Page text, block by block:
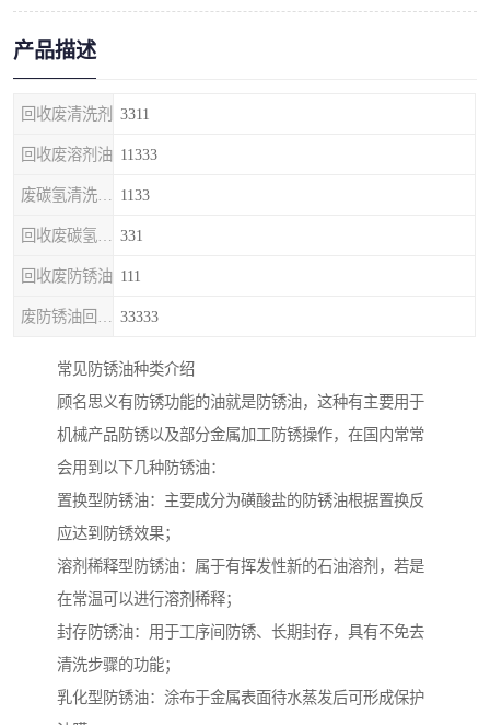
产品描述
回收废清洗剂 3311
回收废溶剂油 11333
1133
331
回收废防锈油 111
33333
常见防锈油种类介绍
顾名思义有防锈功能的油就是防锈油，这种有主要用于
机械产品防锈以及部分金属加工防锈操作，在国内常常
会用到以下几种防锈油：
置换型防锈油：主要成分为磺酸盐的防锈油根据置换反
应达到防锈效果；
溶剂稀释型防锈油：属于有挥发性新的石油溶剂，若是
在常温可以进行溶剂稀释；
封存防锈油：用于工序间防锈、长期封存，具有不免去
清洗步骤的功能；
乳化型防锈油：涂布于金属表面待水蒸发后可形成保护